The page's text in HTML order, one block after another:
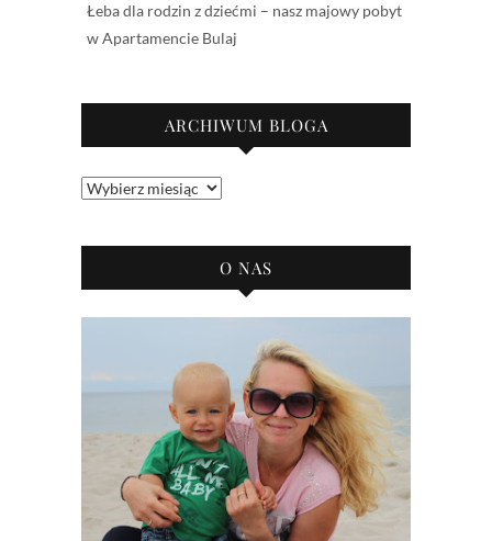
Łeba dla rodzin z dziećmi – nasz majowy pobyt
w Apartamencie Bulaj
ARCHIWUM BLOGA
Archiwum
O NAS